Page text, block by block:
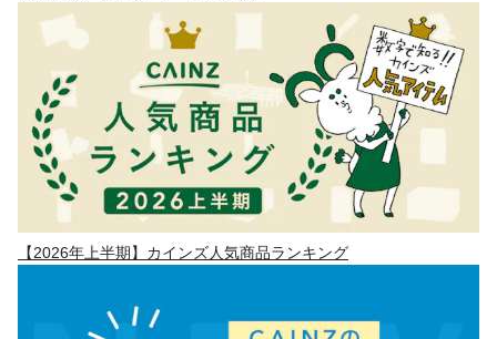
【2026年上半期】カインズ人気商品ランキング